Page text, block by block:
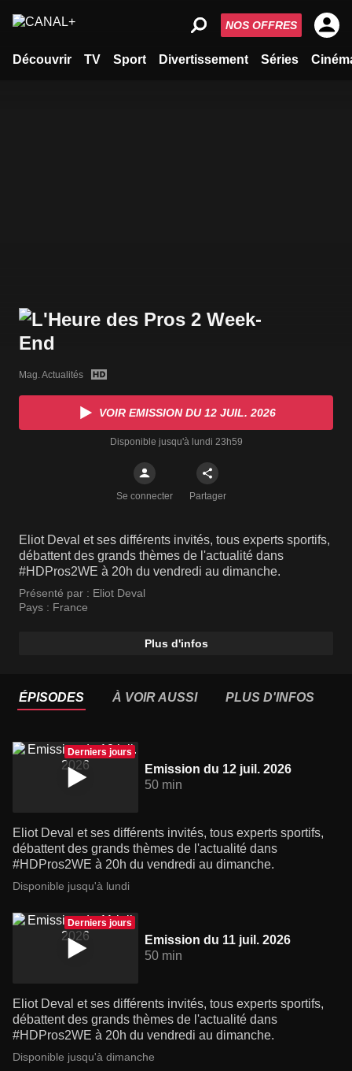
Découvrir TV Sport Divertissement Séries
NOS OFFRES
Mag. Actualités
VOIR EMISSION DU 12 JUIL. 2026
Disponible jusqu'à lundi 23h59
Se connecter Partager
Eliot Deval et ses différents invités, tous experts sportifs,
débattent des grands thèmes de l'actualité dans
#HDPros2WE à 20h du vendredi au dimanche.
Présenté par : Eliot Deval
Pays : France
Plus d'infos
ÉPISODES À VOIR AUSSI PLUS D'INFOS
Derniers jours
Emission du 12 juil. 2026
50 min
Eliot Deval et ses différents invités, tous experts sportifs,
débattent des grands thèmes de l'actualité dans
#HDPros2WE à 20h du vendredi au dimanche.
Disponible jusqu'à lundi
Derniers jours
Emission du 11 juil. 2026
50 min
Eliot Deval et ses différents invités, tous experts sportifs,
débattent des grands thèmes de l'actualité dans
#HDPros2WE à 20h du vendredi au dimanche.
Disponible jusqu'à dimanche